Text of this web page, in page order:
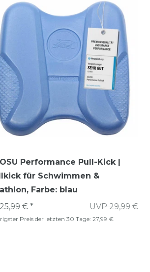
Performance Pull-Kick |
für Schwimmen &
, Farbe: blau
UVP 29,99 €
€ *
Preis der letzten 30 Tage: 27,99 €